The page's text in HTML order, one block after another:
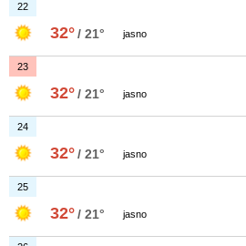
22
32°/ 21° jasno
23
32°/ 21° jasno
24
32°/ 21° jasno
25
32°/ 21° jasno